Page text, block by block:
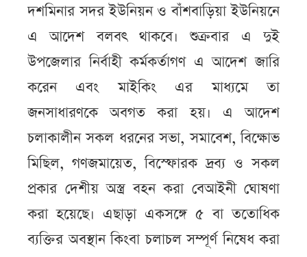
দশমিনার সদর ইউনিয়ন ও বাঁশবাড়িয়া ইউনিয়নে
এ আদেশ বলবৎ থাকবে। শুক্রবার এ দুই
উপজেলার নির্বাহী কর্মকর্তাগণ এ আদেশ জারি
করেন এবং মাইকিং এর মাধ্যমে তা
জনসাধারণকে অবগত করা হয়। এ আদেশ
চলাকালীন সকল ধরনের সভা, সমাবেশ, বিক্ষোভ
মিছিল, গণজমায়েত, বিস্ফোরক দ্রব্য ও সকল
প্রকার দেশীয় অস্ত্র বহন করা বেআইনী ঘোষণা
করা হয়েছে। এছাড়া একসঙ্গে ৫ বা ততোধিক
ব্যক্তির অবস্থান কিংবা চলাচল সম্পূর্ণ নিষেধ করা